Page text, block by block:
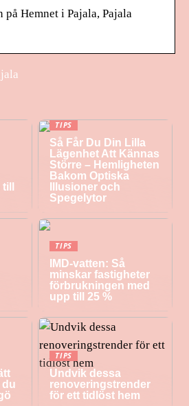
Hemnet i Pajala, Pajala
TIPS
Så Får Du Din Lilla
Lägenhet Att Kännas
Större – Hemligheten
Bakom Optiska
Illusioner och
Spegelytor
TIPS
IMD-vatten: Så
minskar fastigheter
förbrukningen med
upp till 25 %
du
TIPS
Undvik dessa
renoveringstrender
för ett tidlöst hem